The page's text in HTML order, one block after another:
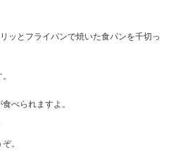
ッとフライパンで焼いた食パンを千切っ
べられますよ。
。